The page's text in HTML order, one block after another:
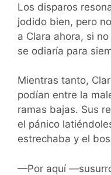
Los disparos
jodido bien, pero
a Clara ahora, si
se odiaría para
Mientras tanto,
podían entre la
ramas bajas. Sus
el pánico
estrechaba y el
—Por aquí